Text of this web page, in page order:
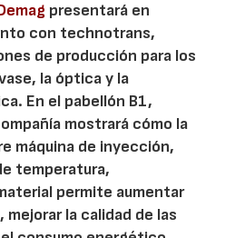
presentará en
con technotrans,
de producción para los
la óptica y la
En el pabellón B1,
mostrará cómo la
máquina de inyección,
temperatura,
permite aumentar
la calidad de las